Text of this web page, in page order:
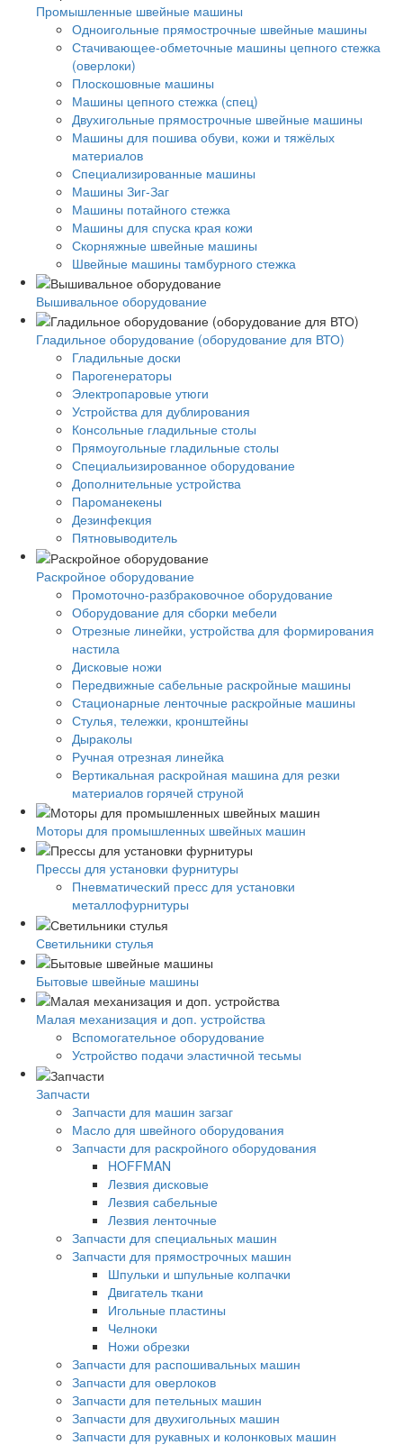
Промышленные швейные машины
Одноигольные прямострочные швейные машины
Стачивающее-обметочные машины цепного стежка
(оверлоки)
Плоскошовные машины
Машины цепного стежка (спец)
Двухигольные прямострочные швейные машины
Машины для пошива обуви, кожи и тяжёлых
материалов
Специализированные машины
Машины Зиг-Заг
Машины потайного стежка
Машины для спуска края кожи
Скорняжные швейные машины
Швейные машины тамбурного стежка
Вышивальное оборудование
Гладильное оборудование (оборудование для ВТО)
Гладильные доски
Парогенераторы
Электропаровые утюги
Устройства для дублирования
Консольные гладильные столы
Прямоугольные гладильные столы
Специальизированное оборудование
Дополнительные устройства
Пароманекены
Дезинфекция
Пятновыводитель
Раскройное оборудование
Промоточно-разбраковочное оборудование
Оборудование для сборки мебели
Отрезные линейки, устройства для формирования
настила
Дисковые ножи
Передвижные сабельные раскройные машины
Стационарные ленточные раскройные машины
Стулья, тележки, кронштейны
Дыраколы
Ручная отрезная линейка
Вертикальная раскройная машина для резки
материалов горячей струной
Моторы для промышленных швейных машин
Прессы для установки фурнитуры
Пневматический пресс для установки
металлофурнитуры
Светильники стулья
Бытовые швейные машины
Малая механизация и доп. устройства
Вспомогательное оборудование
Устройство подачи эластичной тесьмы
Запчасти
Запчасти для машин загзаг
Масло для швейного оборудования
Запчасти для раскройного оборудования
HOFFMAN
Лезвия дисковые
Лезвия сабельные
Лезвия ленточные
Запчасти для специальных машин
Запчасти для прямострочных машин
Шпульки и шпульные колпачки
Двигатель ткани
Игольные пластины
Челноки
Ножи обрезки
Запчасти для распошивальных машин
Запчасти для оверлоков
Запчасти для петельных машин
Запчасти для двухигольных машин
Запчасти для рукавных и колонковых машин